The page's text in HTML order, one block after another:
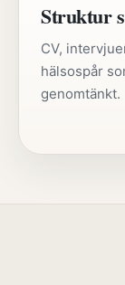
Struktur
CV,
hälsospår
genomtänkt.